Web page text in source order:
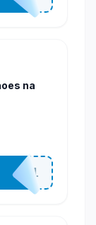
na